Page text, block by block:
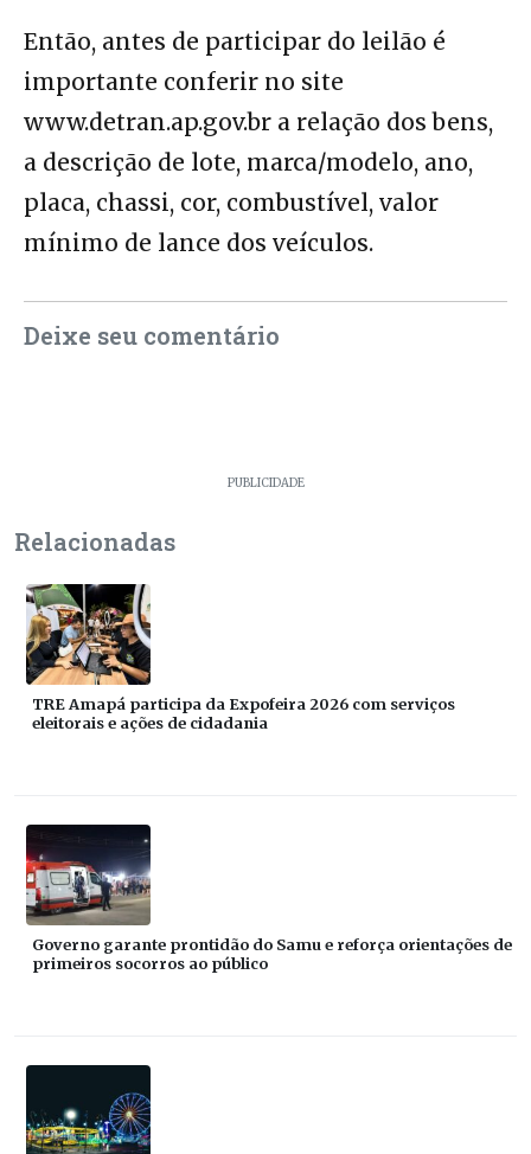
Então, antes de participar do leilão é
importante conferir no site
www.detran.ap.gov.br a relação dos bens,
a descrição de lote, marca/modelo, ano,
placa, chassi, cor, combustível, valor
mínimo de lance dos veículos.
Deixe seu comentário
PUBLICIDADE
Relacionadas
TRE Amapá participa da Expofeira 2026 com serviços
eleitorais e ações de cidadania
Governo garante prontidão do Samu e reforça orientações de
primeiros socorros ao público